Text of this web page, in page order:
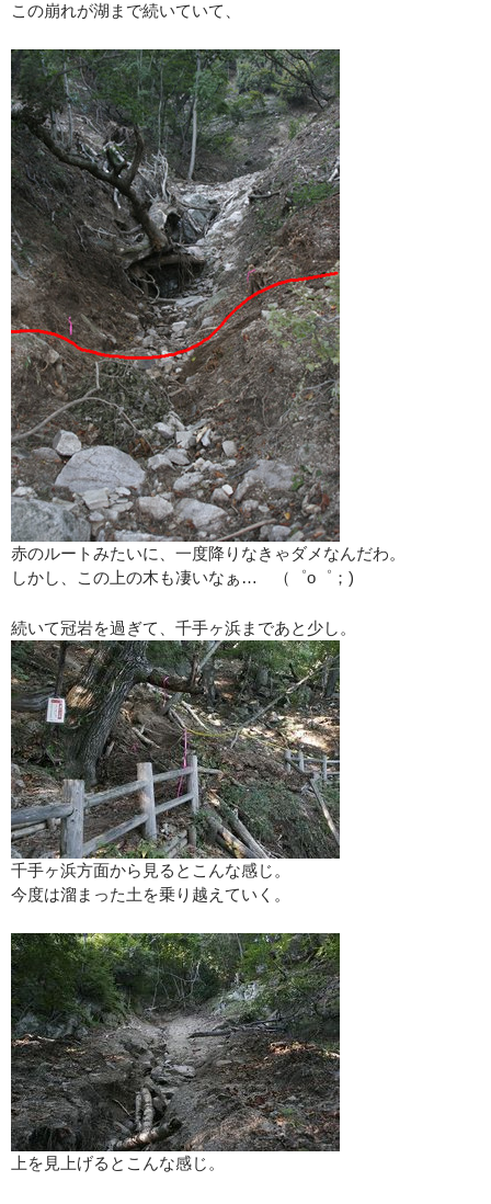
この崩れが湖まで続いていて、
赤のルートみたいに、一度降りなきゃダメなんだわ。
しかし、この上の木も凄いなぁ… （゜o゜；)
続いて冠岩を過ぎて、千手ヶ浜まであと少し。
千手ヶ浜方面から見るとこんな感じ。
今度は溜まった土を乗り越えていく。
上を見上げるとこんな感じ。